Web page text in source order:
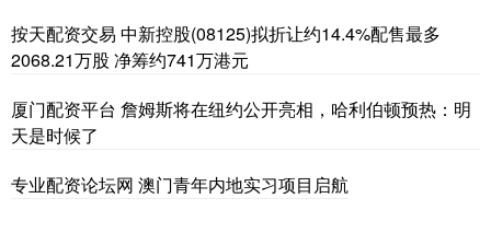
按天配资交易 中新控股(08125)拟折让约14.4%配售最多
2068.21万股 净筹约741万港元
厦门配资平台 詹姆斯将在纽约公开亮相，哈利伯顿预热：明
天是时候了
专业配资论坛网 澳门青年内地实习项目启航